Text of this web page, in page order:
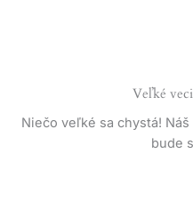
Veľké
Niečo veľké sa chystá!
bude